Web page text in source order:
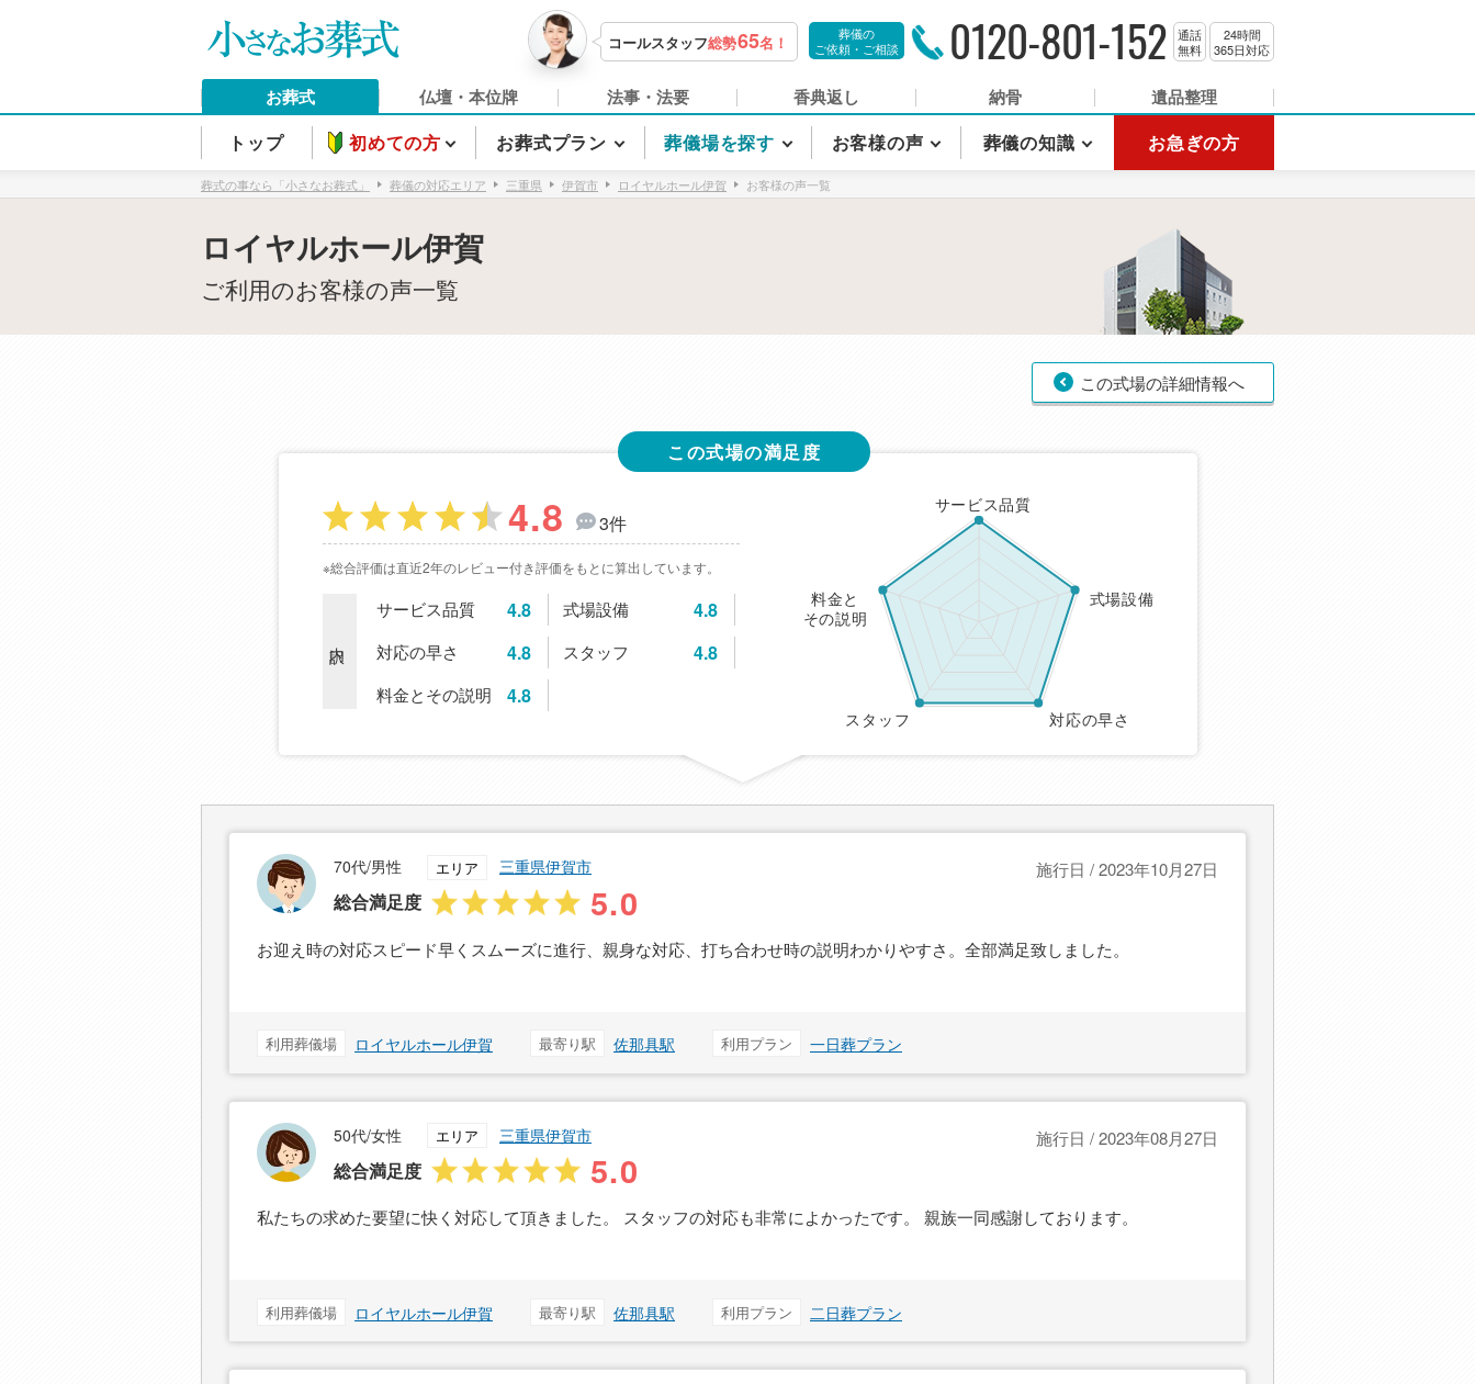
コールスタッフ総勢65名！
葬儀の
ご依頼・ご相談
0120-801-152
通話
無料
24時間
365日対応
お葬式 仏壇・本位牌 法事・法要 香典返し 納骨 遺品整理
トップ 初めての方 お葬式プラン 葬儀場を探す お客様の声 葬儀の知識 お急ぎの方
葬式の事なら「小さなお葬式」 葬儀の対応エリア 三重県 伊賀市 ロイヤルホール伊賀 お客様の声一覧
ロイヤルホール伊賀
ご利用のお客様の声一覧
この式場の詳細情報へ
この式場の満足度
4.8 3件
※総合評価は直近2年のレビュー付き評価をもとに算出しています。
サービス品質 4.8 式場設備 4.8
対応の早さ 4.8 スタッフ 4.8
料金とその説明 4.8
サービス品質
式場設備
対応の早さ
スタッフ
料金と
その説明
70代/男性 エリア 三重県伊賀市
総合満足度 5.0
施行日 / 2023年10月27日
お迎え時の対応スピード早くスムーズに進行、親身な対応、打ち合わせ時の説明わかりやすさ。全部満足致しました。
利用葬儀場 ロイヤルホール伊賀 最寄り駅 佐那具駅 利用プラン 一日葬プラン
50代/女性 エリア 三重県伊賀市
総合満足度 5.0
施行日 / 2023年08月27日
私たちの求めた要望に快く対応して頂きました。 スタッフの対応も非常によかったです。 親族一同感謝しております。
利用葬儀場 ロイヤルホール伊賀 最寄り駅 佐那具駅 利用プラン 二日葬プラン